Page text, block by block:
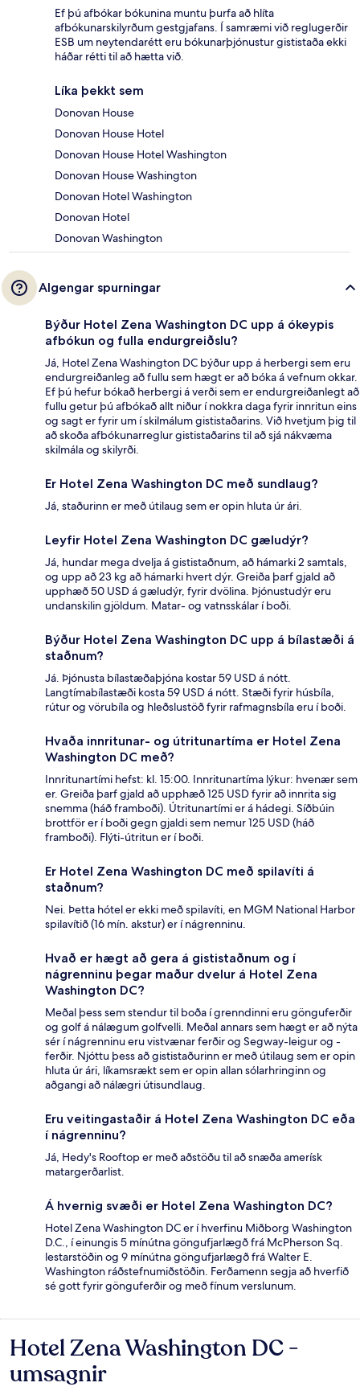
Ef þú afbókar bókunina muntu þurfa að hlíta
afbókunarskilyrðum gestgjafans. Í samræmi við reglugerðir
ESB um neytendarétt eru bókunarþjónustur gististaða ekki
háðar rétti til að hætta við.
Líka þekkt sem
Donovan House
Donovan House Hotel
Donovan House Hotel Washington
Donovan House Washington
Donovan Hotel Washington
Donovan Hotel
Donovan Washington
Algengar spurningar
Býður Hotel Zena Washington DC upp á ókeypis
afbókun og fulla endurgreiðslu?
Já, Hotel Zena Washington DC býður upp á herbergi sem eru
endurgreiðanleg að fullu sem hægt er að bóka á vefnum okkar.
Ef þú hefur bókað herbergi á verði sem er endurgreiðanlegt að
fullu getur þú afbókað allt niður í nokkra daga fyrir innritun eins
og sagt er fyrir um í skilmálum gististaðarins. Við hvetjum þig til
að skoða afbókunarreglur gististaðarins til að sjá nákvæma
skilmála og skilyrði.
Er Hotel Zena Washington DC með sundlaug?
Já, staðurinn er með útilaug sem er opin hluta úr ári.
Leyfir Hotel Zena Washington DC gæludýr?
Já, hundar mega dvelja á gististaðnum, að hámarki 2 samtals,
og upp að 23 kg að hámarki hvert dýr. Greiða þarf gjald að
upphæð 50 USD á gæludýr, fyrir dvölina. Þjónustudýr eru
undanskilin gjöldum. Matar- og vatnsskálar í boði.
Býður Hotel Zena Washington DC upp á bílastæði á
staðnum?
Já. Þjónusta bílastæðaþjóna kostar 59 USD á nótt.
Langtímabílastæði kosta 59 USD á nótt. Stæði fyrir húsbíla,
rútur og vörubíla og hleðslustöð fyrir rafmagnsbíla eru í boði.
Hvaða innritunar- og útritunartíma er Hotel Zena
Washington DC með?
Innritunartími hefst: kl. 15:00. Innritunartíma lýkur: hvenær sem
er. Greiða þarf gjald að upphæð 125 USD fyrir að innrita sig
snemma (háð framboði). Útritunartími er á hádegi. Síðbúin
brottför er í boði gegn gjaldi sem nemur 125 USD (háð
framboði). Flýti-útritun er í boði.
Er Hotel Zena Washington DC með spilavíti á
staðnum?
Nei. Þetta hótel er ekki með spilavíti, en MGM National Harbor
spilavítið (16 mín. akstur) er í nágrenninu.
Hvað er hægt að gera á gististaðnum og í
nágrenninu þegar maður dvelur á Hotel Zena
Washington DC?
Meðal þess sem stendur til boða í grenndinni eru gönguferðir
og golf á nálægum golfvelli. Meðal annars sem hægt er að nýta
sér í nágrenninu eru vistvænar ferðir og Segway-leigur og -
ferðir. Njóttu þess að gististaðurinn er með útilaug sem er opin
hluta úr ári, líkamsrækt sem er opin allan sólarhringinn og
aðgangi að nálægri útisundlaug.
Eru veitingastaðir á Hotel Zena Washington DC eða
í nágrenninu?
Já, Hedy's Rooftop er með aðstöðu til að snæða amerísk
matargerðarlist.
Á hvernig svæði er Hotel Zena Washington DC?
Hotel Zena Washington DC er í hverfinu Miðborg Washington
D.C., í einungis 5 mínútna göngufjarlægð frá McPherson Sq.
lestarstöðin og 9 mínútna göngufjarlægð frá Walter E.
Washington ráðstefnumiðstöðin. Ferðamenn segja að hverfið
sé gott fyrir gönguferðir og með fínum verslunum.
Umsagnir
Hotel Zena Washington DC -
umsagnir